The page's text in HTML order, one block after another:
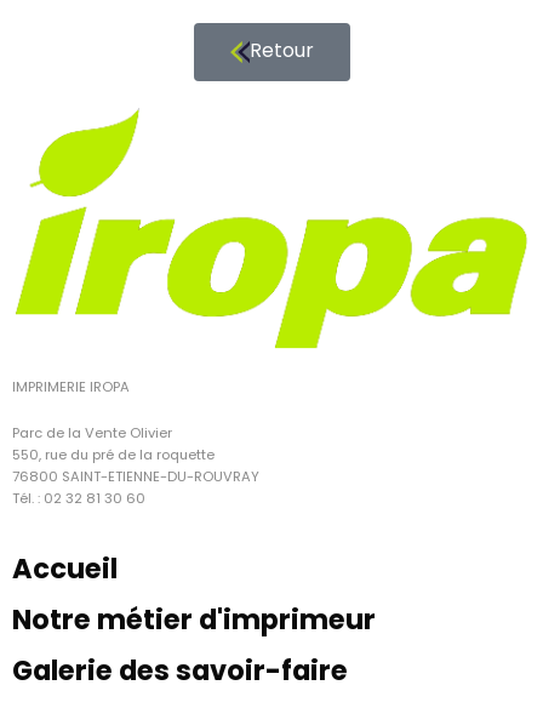
Retour
IMPRIMERIE IROPA
Parc de la Vente Olivier
550, rue du pré de la roquette
76800 SAINT-ETIENNE-DU-ROUVRAY
Tél. : 02 32 81 30 60
Accueil
Notre métier d'imprimeur
Galerie des savoir-faire